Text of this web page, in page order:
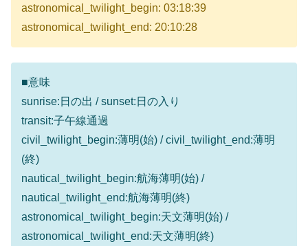
astronomical_twilight_begin: 03:18:39
astronomical_twilight_end: 20:10:28
■意味
sunrise:日の出 / sunset:日の入り
transit:子午線通過
civil_twilight_begin:薄明(始) / civil_twilight_end:薄明
(終)
nautical_twilight_begin:航海薄明(始) /
nautical_twilight_end:航海薄明(終)
astronomical_twilight_begin:天文薄明(始) /
astronomical_twilight_end:天文薄明(終)